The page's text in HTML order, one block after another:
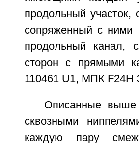
продольный
сопряженный с ними
продольный канал,
сторон с прямыми
110461 U1, МПК F24H
Описанные выше
сквозными
каждую пару